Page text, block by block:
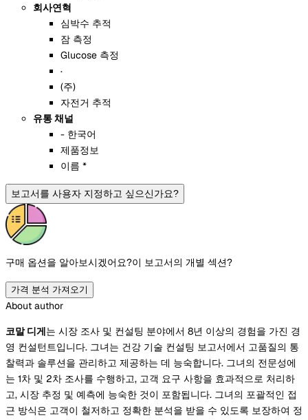
회사연혁
심박수 추적
잠 측정
Glucose 측정
·
(주)
자전거 추적
유통 채널
- 한국어
제품정보
이름 *
보고서를 사용자 지정하고 싶으신가요?
구매 옵션을 알아보시겠어요?이 보고서의 개별 섹션?
가격 분석 가져오기
About author
코말 디게는 시장 조사 및 컨설팅 분야에서 8년 이상의 경험을 가진 경
영 컨설턴트입니다. 그녀는 건강 기술 컨설팅 보고서에서 고품질의 통
찰력과 솔루션을 관리하고 제공하는 데 능숙합니다. 그녀의 전문성에
는 1차 및 2차 조사를 수행하고, 고객 요구 사항을 효과적으로 처리하
고, 시장 추정 및 예측에 능숙한 것이 포함됩니다. 그녀의 포괄적인 접
근 방식은 고객이 철저하고 정확한 분석을 받을 수 있도록 보장하여 정